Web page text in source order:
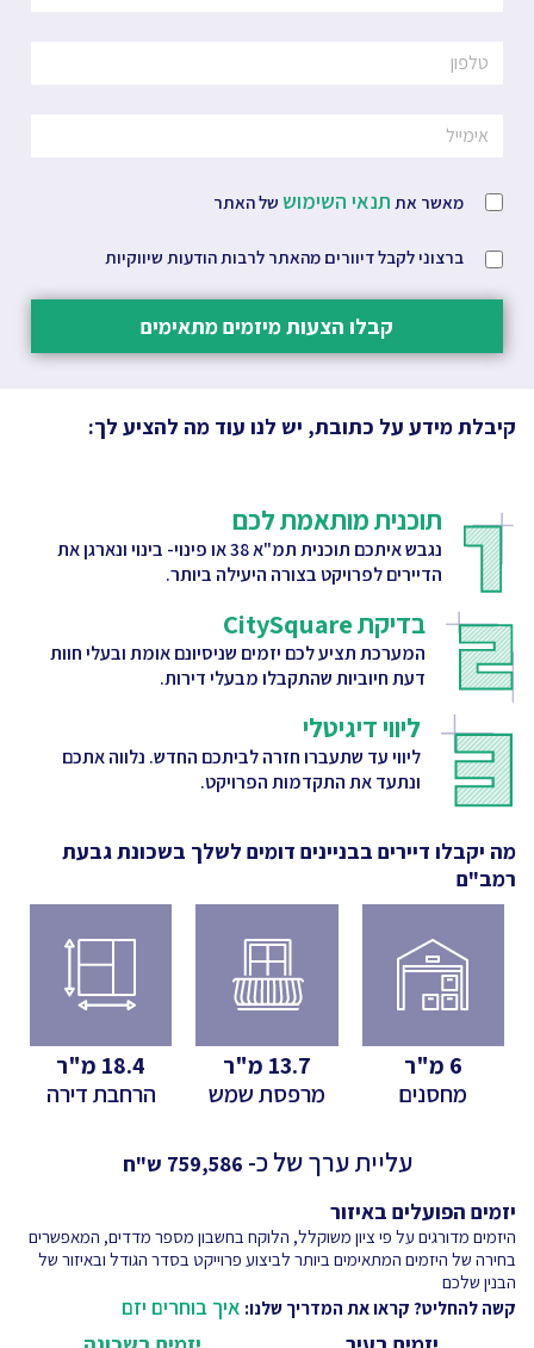
מאשר את תנאי השימוש של האתר
ברצוני לקבל דיוורים מהאתר לרבות הודעות שיווקיות
קבלו הצעות מיזמים מתאימים
קיבלת מידע על כתובת, יש לנו עוד מה להציע לך:
תוכנית מותאמת לכם
נגבש איתכם תוכנית תמ"א 38 או פינוי- בינוי ונארגן את
הדיירים לפרויקט בצורה היעילה ביותר.
בדיקת CitySquare
המערכת תציע לכם יזמים שניסיונם אומת ובעלי חוות
דעת חיוביות שהתקבלו מבעלי דירות.
ליווי דיגיטלי
ליווי עד שתעברו חזרה לביתכם החדש. נלווה אתכם
ונתעד את התקדמות הפרויקט.
מה יקבלו דיירים בבניינים דומים לשלך בשכונת גבעת
רמב"ם
6 מ"ר
מחסנים
13.7 מ"ר
מרפסת שמש
18.4 מ"ר
הרחבת דירה
עליית ערך של כ-
ש"ח
יזמים הפועלים באיזור
היזמים מדורגים על פי ציון משוקלל, הלוקח בחשבון מספר מדדים, המאפשרים
בחירה של היזמים המתאימים ביותר לביצוע פרוייקט בסדר הגודל ובאיזור של
הבנין שלכם
קשה להחליט? קראו את המדריך שלנו: איך בוחרים יזם